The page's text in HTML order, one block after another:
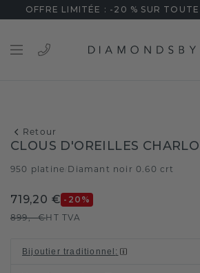
OFFRE LIMITÉE : -20 % SUR
Retour
CLOUS D'OREILLES
950 platine Diamant noir 0.60 crt
719,20 € -20 %
899,- €HT TVA
Bijoutier traditionnel :